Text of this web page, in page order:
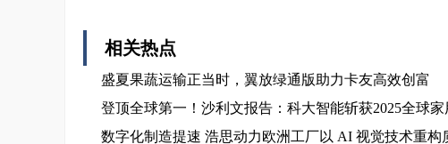
相关热点
盛夏果蔬运输正当时，翼放绿通版助力卡友高效创富
登顶全球第一！沙利文报告：科大智能斩获2025全球
数字化制造提速 浩思动力欧洲工厂以 AI 视觉技术重构